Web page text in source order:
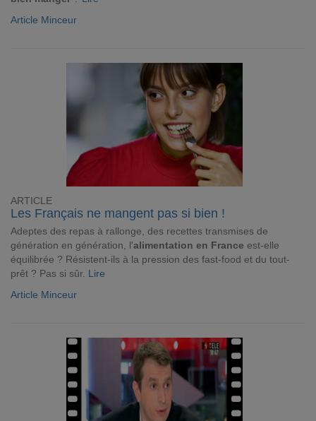
Article Minceur
ARTICLE
Les Français ne mangent pas si bien !
Adeptes des repas à rallonge, des recettes transmises de
génération en génération, l'alimentation en France est-elle
équilibrée ? Résistent-ils à la pression des fast-food et du tout-
prêt ? Pas si sûr. Lire
Article Minceur